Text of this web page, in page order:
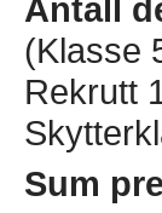
Antall
(Klasse
Rekrutt
Sum